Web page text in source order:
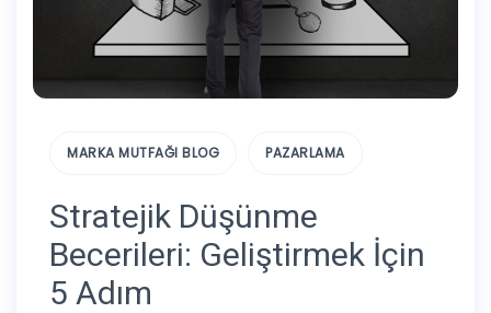
MARKA MUTFAĞI BLOG PAZARLAMA
Stratejik Düşünme
Becerileri: Geliştirmek İçin
5 Adım